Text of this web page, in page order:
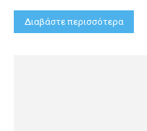
Διαβάστε περισσότερα